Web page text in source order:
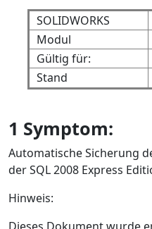
SOLIDWORKS
Modul
Gültig für:
Stand
1 Symptom:
Automatische Sicherung
der SQL 2008 Express
Hinweis: